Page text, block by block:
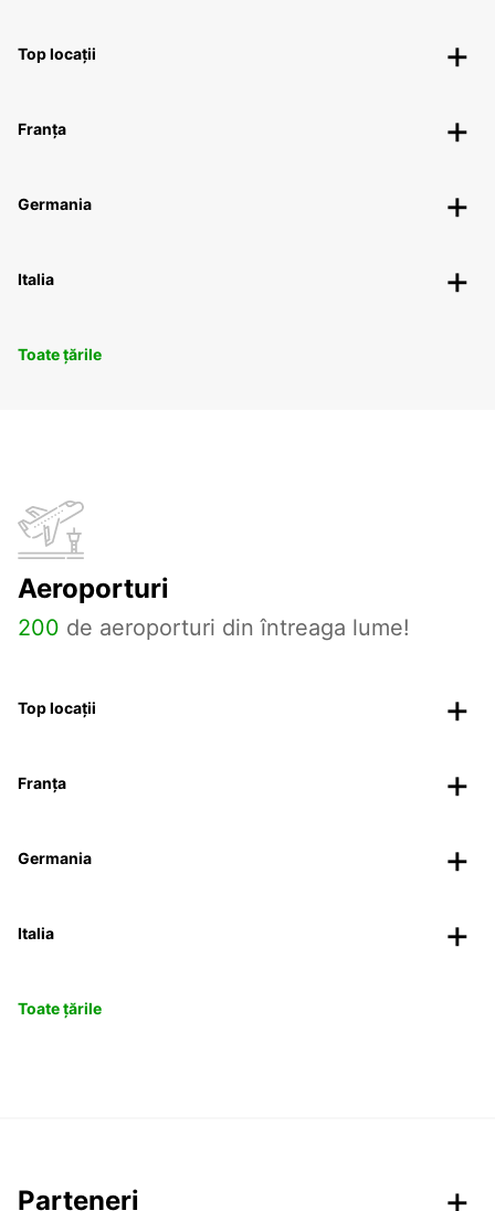
Top locații
Franța
Germania
Italia
Toate țările
Aeroporturi
200 de aeroporturi din întreaga lume!
Top locații
Franța
Germania
Italia
Toate țările
Parteneri